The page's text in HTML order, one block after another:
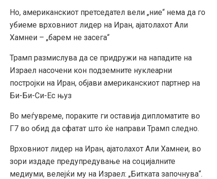
Но, американскиот претседател вели „ние“ нема да го
убиеме врховниот лидер на Иран, ајатолахот Али
Хамнеи – „барем не засега“
Трамп размислува да се придружи на нападите на
Израел насочени кон подземните нуклеарни
постројки на Иран, објави американскиот партнер на
Би-Би-Си-Ес њуз
Во меѓувреме, пораките ги оставија дипломатите во
Г7 во обид да сфатат што ќе направи Трамп следно.
Врховниот лидер на Иран, ајатолахот Али Хамнеи, во
зори издаде предупредување на социјалните
медиуми, велејќи му на Израел: „Битката започнува“.